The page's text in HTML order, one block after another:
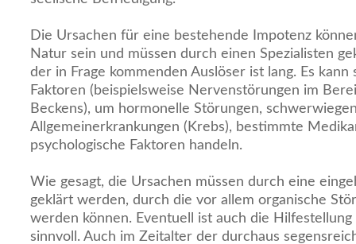
Die Ursachen für eine bestehende Impotenz
Natur sein und müssen durch einen Spezialisten
der in Frage kommenden Auslöser ist lang. Es
Faktoren (beispielsweise Nervenstörungen im
Beckens), um hormonelle Störungen,
Allgemeinerkrankungen (Krebs), bestimmte
psychologische Faktoren handeln.
Wie gesagt, die Ursachen müssen durch eine
geklärt werden, durch die vor allem organische
werden können. Eventuell ist auch die
sinnvoll. Auch im Zeitalter der durchaus